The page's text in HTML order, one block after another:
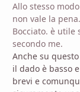
Allo stesso
non vale la
Bocciato. è utile
secondo me.
Anche su
il dado è basso
brevi e